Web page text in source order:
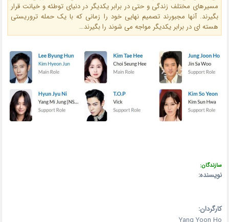
مسیرهای مختلف زندگی و حتی در برابر یکدیگر در دنیای توطئه و خیانت قرار
بگیرند. آنها مجبورند تصمیم نهایی خود را زمانی که با یک حمله تروریستی
هسته ای در برابر یکدیگر مواجه می شوند را بگیرند…
سازندگان:
نویسنده:
کارگردان: